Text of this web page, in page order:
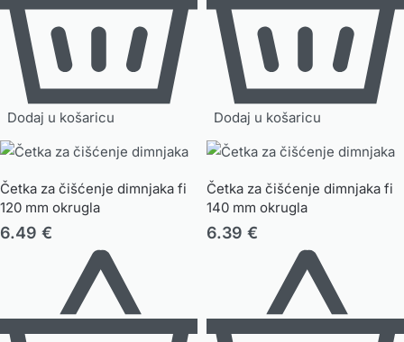
Dodaj u košaricu Dodaj u košaricu
Četka za čišćenje dimnjaka fi
120 mm okrugla
6.49 €
Četka za čišćenje dimnjaka fi
140 mm okrugla
6.39 €